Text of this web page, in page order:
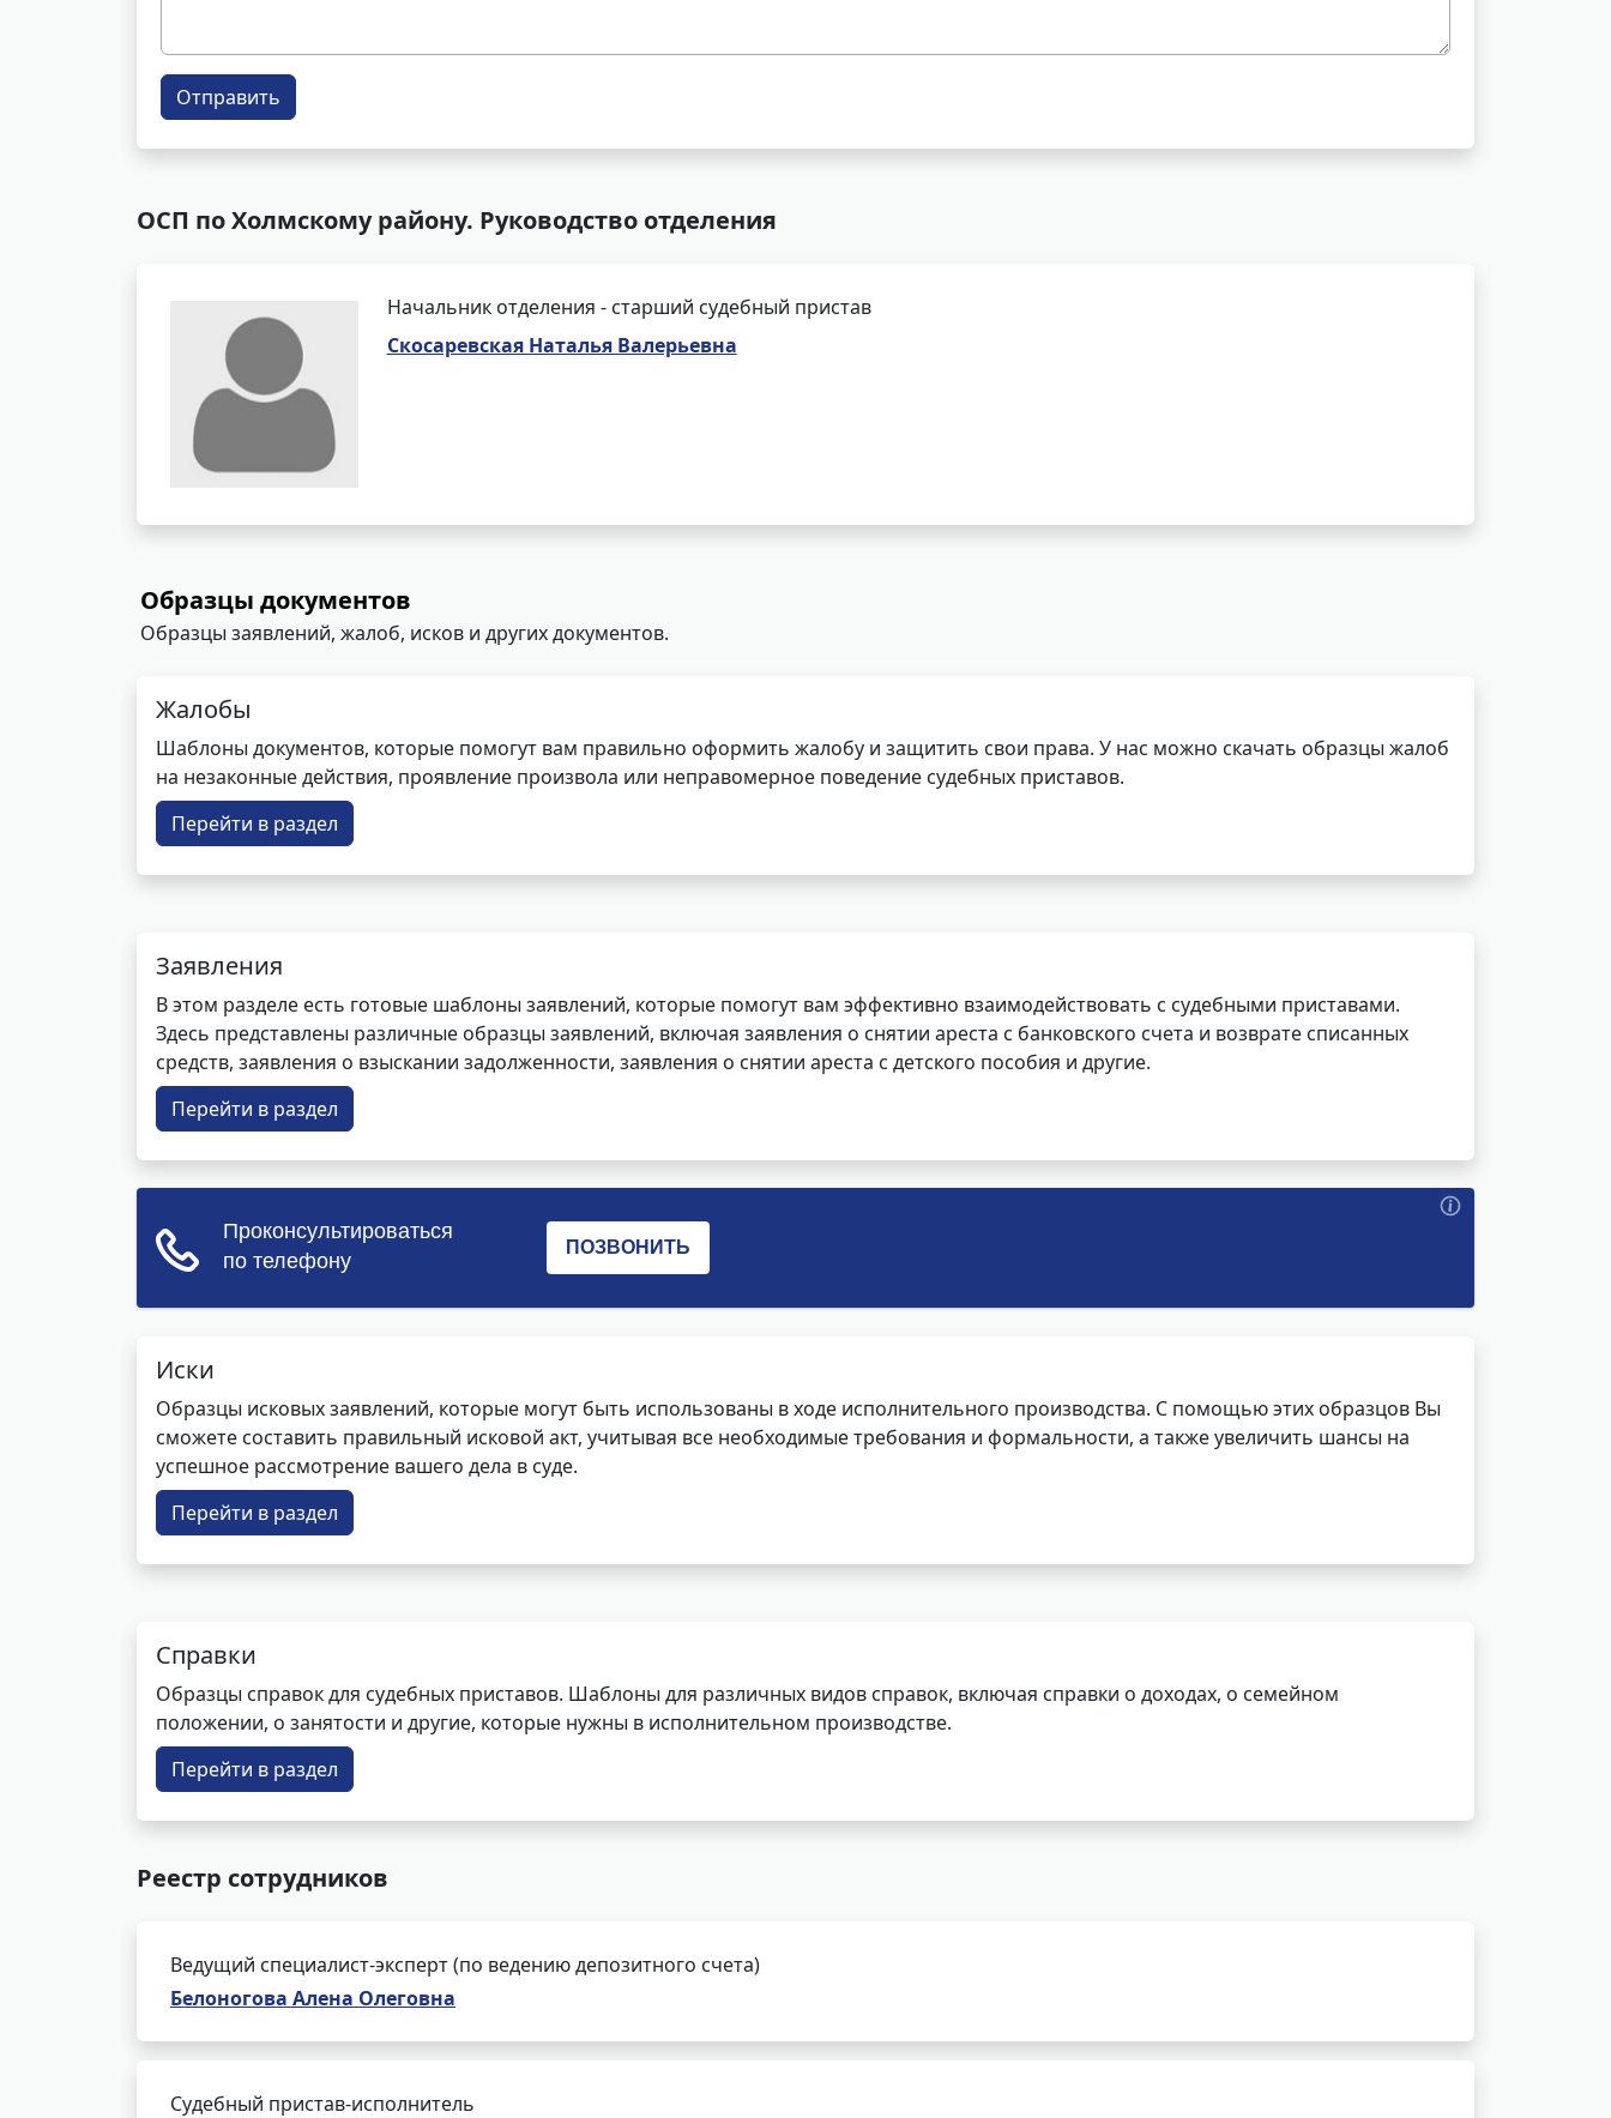
Отправить
ОСП по Холмскому району. Руководство отделения
Начальник отделения - старший судебный пристав
Скосаревская Наталья Валерьевна
Образцы документов
Образцы заявлений, жалоб, исков и других документов.
Жалобы
Шаблоны документов, которые помогут вам правильно оформить жалобу и защитить свои права. У нас можно скачать образцы жалоб
на незаконные действия, проявление произвола или неправомерное поведение судебных приставов.
Перейти в раздел
Заявления
В этом разделе есть готовые шаблоны заявлений, которые помогут вам эффективно взаимодействовать с судебными приставами.
Здесь представлены различные образцы заявлений, включая заявления о снятии ареста с банковского счета и возврате списанных
средств, заявления о взыскании задолженности, заявления о снятии ареста с детского пособия и другие.
Перейти в раздел
Иски
Образцы исковых заявлений, которые могут быть использованы в ходе исполнительного производства. С помощью этих образцов Вы
сможете составить правильный исковой акт, учитывая все необходимые требования и формальности, а также увеличить шансы на
успешное рассмотрение вашего дела в суде.
Перейти в раздел
Справки
Образцы справок для судебных приставов. Шаблоны для различных видов справок, включая справки о доходах, о семейном
положении, о занятости и другие, которые нужны в исполнительном производстве.
Перейти в раздел
Реестр сотрудников
Ведущий специалист-эксперт (по ведению депозитного счета)
Белоногова Алена Олеговна
Судебный пристав-исполнитель